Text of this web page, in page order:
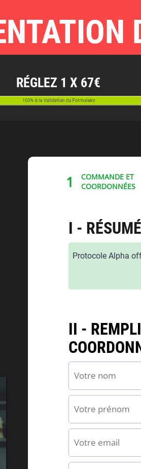
RÉGLEZ 1 X 67€
1
COMMANDE ET
COORDONNÉES
I -
Protocole Alpha
II -